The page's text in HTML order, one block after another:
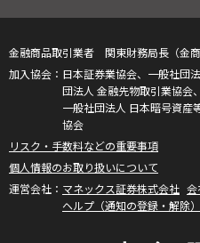
金融商品取引業者 関東財務局長（金
日本証券業協会、一般社団
団法人 金融先物取引業協会、
一般社団法人 日本暗号資産
協会
リスク・手数料などの重要事項
個人情報のお取り扱いについて
マネックス証券株式会社 会
ヘルプ（通知の登録・解除）